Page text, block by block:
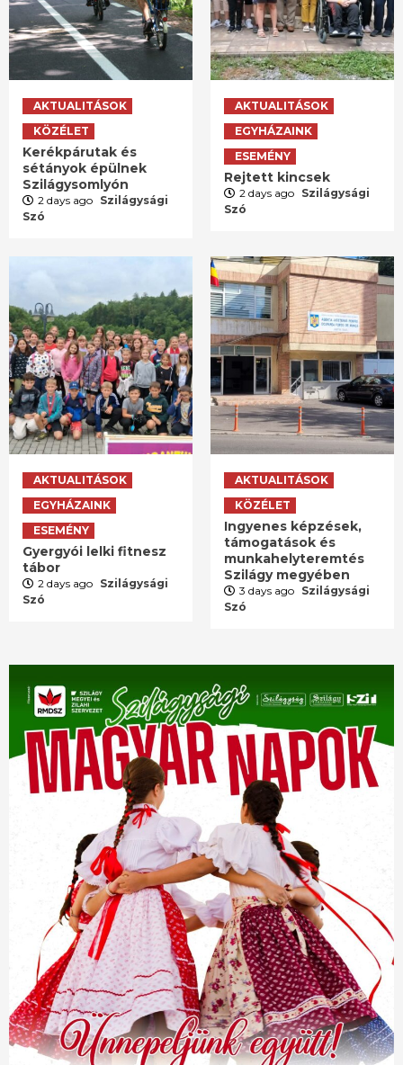
AKTUALITÁSOK
KÖZÉLET
Kerékpárutak és
sétányok épülnek
Szilágysomlyón
2 days ago Szilágysági
Szó
AKTUALITÁSOK
EGYHÁZAINK
ESEMÉNY
Rejtett kincsek
2 days ago Szilágysági
Szó
AKTUALITÁSOK
EGYHÁZAINK
ESEMÉNY
Gyergyói lelki fitnesz
tábor
2 days ago Szilágysági
Szó
AKTUALITÁSOK
KÖZÉLET
Ingyenes képzések,
támogatások és
munkahelyteremtés
Szilágy megyében
3 days ago Szilágysági
Szó